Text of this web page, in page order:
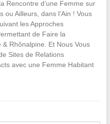
Rencontre d’une Femme sur
ou Ailleurs, dans l’Ain ! Vous
les Approches
de Faire la
& Rhônalpine. Et Nous Vous
Sites de Relations
avec une Femme Habitant